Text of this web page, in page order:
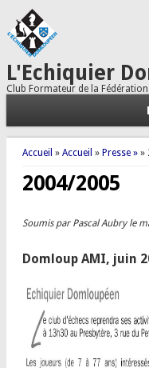
L'Echiquier
Club Formateur de la
Vous êtes ici
Accueil » Accueil » Presse »»
2004/2005
Soumis par Pascal Aubryle
Domloup AMI, juin